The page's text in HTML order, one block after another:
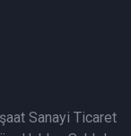
Sanayi Ticaret